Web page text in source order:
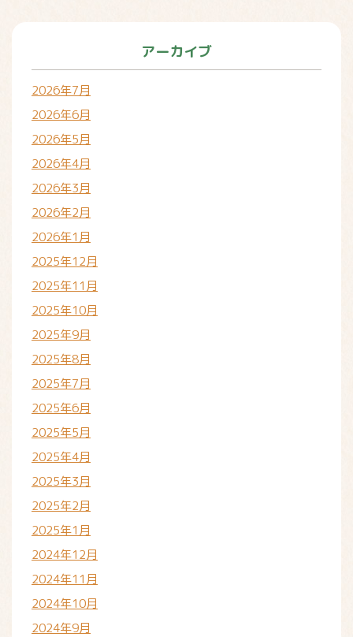
アーカイブ
2026年7月
2026年6月
2026年5月
2026年4月
2026年3月
2026年2月
2026年1月
2025年12月
2025年11月
2025年10月
2025年9月
2025年8月
2025年7月
2025年6月
2025年5月
2025年4月
2025年3月
2025年2月
2025年1月
2024年12月
2024年11月
2024年10月
2024年9月